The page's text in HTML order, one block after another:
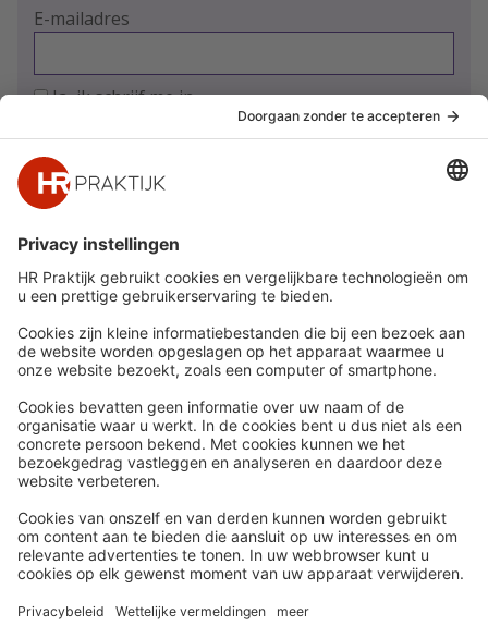
E-mailadres
Ja, ik schrijf me in
Snel naar
Nieuws
Whitepapers
Webinars
Word lid
Contact
Meer
HR Academy
HR Podcast
CHRO
HR Day
Volg Ons